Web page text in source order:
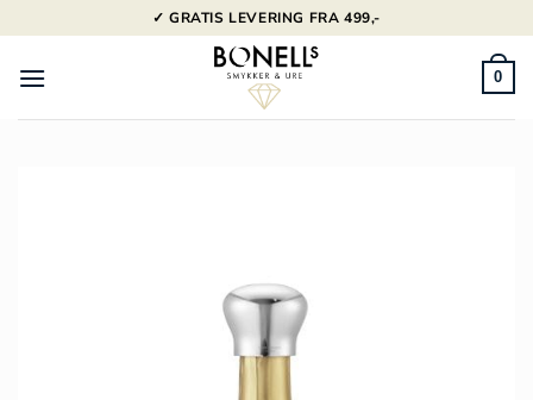
til
indhold
✓ GRATIS LEVERING FRA 499,-
0